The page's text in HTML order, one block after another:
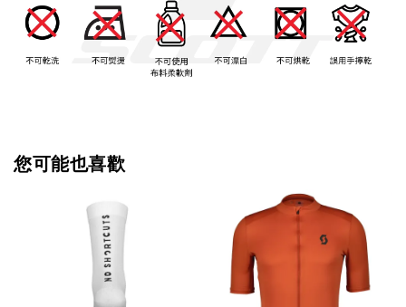
您可能也喜歡